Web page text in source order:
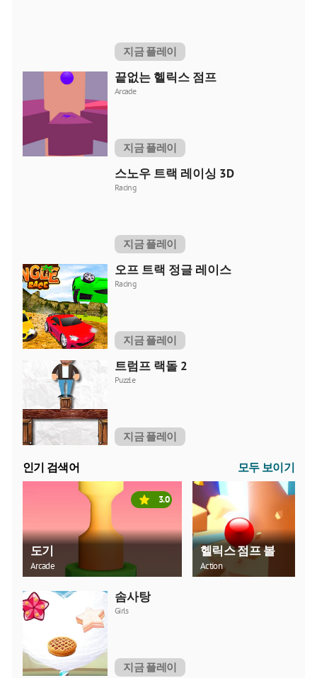
지금 플레이
끝없는 헬릭스 점프
Arcade
지금 플레이
스노우 트랙 레이싱 3D
Racing
지금 플레이
오프 트랙 정글 레이스
Racing
지금 플레이
트럼프 랙돌 2
Puzzle
지금 플레이
인기 검색어 모두 보이기
도기
Arcade
3.0
헬릭스 점프 볼
Action
솜사탕
Girls
지금 플레이